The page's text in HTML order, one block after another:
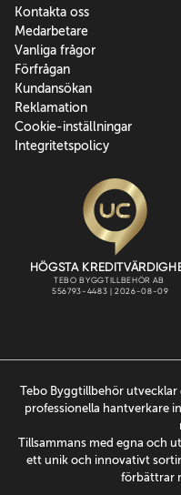
Kontakta oss
Medarbetare
Vanliga frågor
Förfrågan
Kundansökan
Reklamation
Cookie-inställningar
Integritetspolicy
Tebo Byggtillbehör
professionella hantverkare
Tillsammans med egna och
ett unik och innovativt
förbättrar